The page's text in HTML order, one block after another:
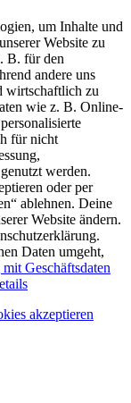
um Inhalte und
Website zu
B. für den
andere uns
wirtschaftlich zu
wie z. B. Online-
für nicht
werden.
oder per
ablehnen. Deine
Website ändern.
Daten umgeht,
Geschäftsdaten
akzeptieren